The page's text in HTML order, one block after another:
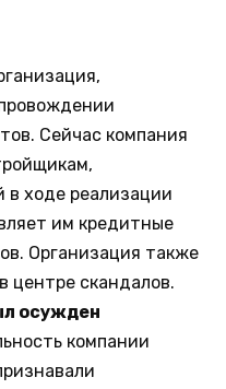
Сейчас компания
в ходе реализации
им кредитные
Организация также
центре скандалов.
осужден
компании